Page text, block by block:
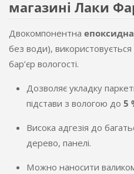
магазині Лаки
Двокомпонентна
без води),
бар’єр вологості.
Дозволяє укладку
підстави з вологою до 5
Висока адгезія до
дерево, панелі.
Можно наносити